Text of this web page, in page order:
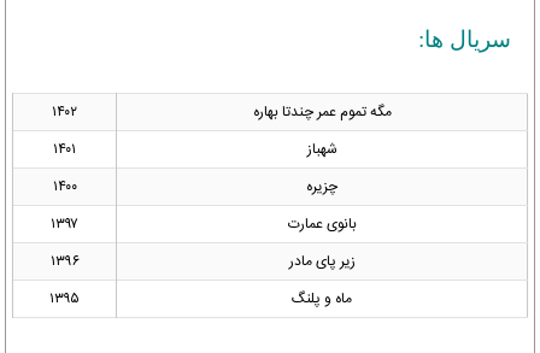
سریال ها:
مگه تموم عمر چندتا بهاره
۱۴۰۲
شهباز
۱۴۰۱
چزیره
۱۴۰۰
بانوی عمارت
۱۳۹۷
زیر پای مادر
۱۳۹۶
ماه و پلنگ
۱۳۹۵